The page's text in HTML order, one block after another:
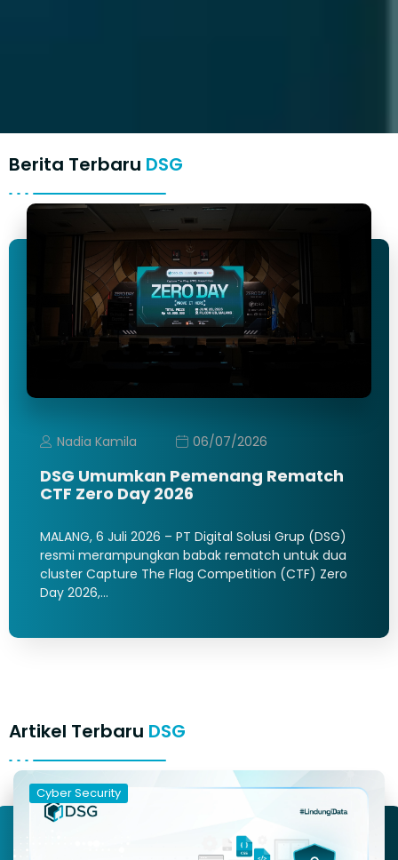
Berita Terbaru DSG
Nadia Kamila 06/07/2026
DSG Umumkan Pemenang Rematch
CTF Zero Day 2026
MALANG, 6 Juli 2026 – PT Digital Solusi Grup (DSG)
resmi merampungkan babak rematch untuk dua
cluster Capture The Flag Competition (CTF) Zero
Day 2026,…
Artikel Terbaru DSG
Cyber Security